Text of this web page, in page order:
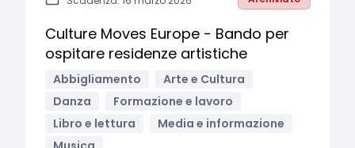
Culture Moves Europe - Bando per
ospitare residenze artistiche
Abbigliamento
Arte e Cultura
Danza
Formazione e lavoro
Libro e lettura
Media e informazione